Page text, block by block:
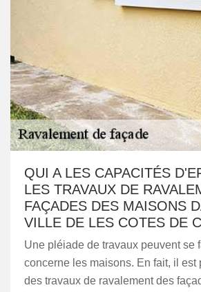
QUI A LES CAPACITÉS
LES TRAVAUX DE
FAÇADES DES MAISONS
VILLE DE LES COTES DE
Une pléiade de travaux peuvent se
concerne les maisons. En fait, il est
des travaux de ravalement des